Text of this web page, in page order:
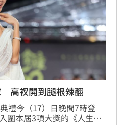
高衩開到腿根辣翻
禮今（17）日晚間7時登
圍本屆3項大獎的《人生幹